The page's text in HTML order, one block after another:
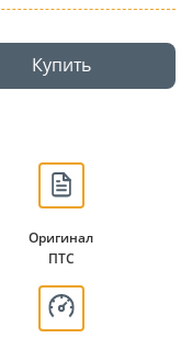
Купить
Оригинал
ПТС